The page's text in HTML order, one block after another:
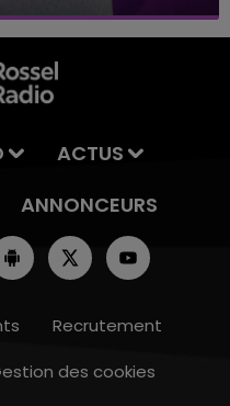
ACTUS
ANNONCEURS
Recrutement
des cookies